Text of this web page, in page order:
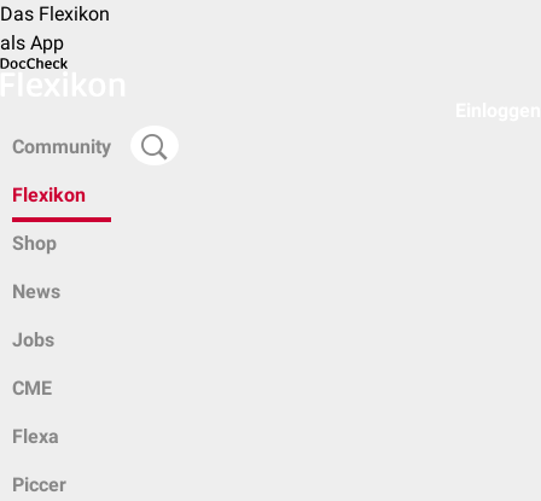
Das Flexikon
als App
Community
Flexikon
Shop
News
Jobs
CME
Flexa
Piccer